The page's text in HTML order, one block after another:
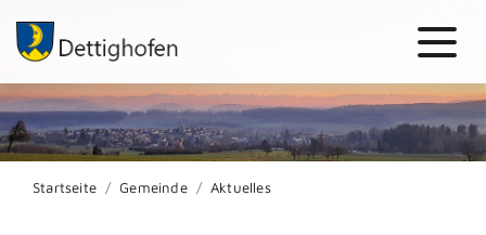
Startseite Gemeinde Aktuelles